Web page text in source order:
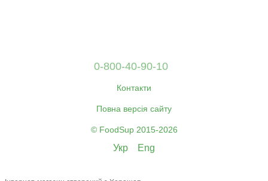
0-800-40-90-10
Контакти
Повна версія сайту
© FoodSup 2015-2026
Укр Eng